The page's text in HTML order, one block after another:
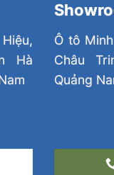
Hà
Ô tô
Châu
Quảng